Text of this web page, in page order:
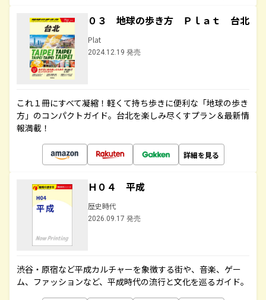
０３ 地球の歩き方 Ｐｌａｔ 台北
Plat
2024.12.19 発売
これ１冊にすべて凝縮！軽くて持ち歩きに便利な「地球の歩き
方」のコンパクトガイド。台北を楽しみ尽くすプラン＆最新情
報満載！
詳細を見る
Ｈ０４ 平成
歴史時代
2026.09.17 発売
渋谷・原宿など平成カルチャーを象徴する街や、音楽、ゲー
ム、ファッションなど、平成時代の流行と文化を巡るガイド。